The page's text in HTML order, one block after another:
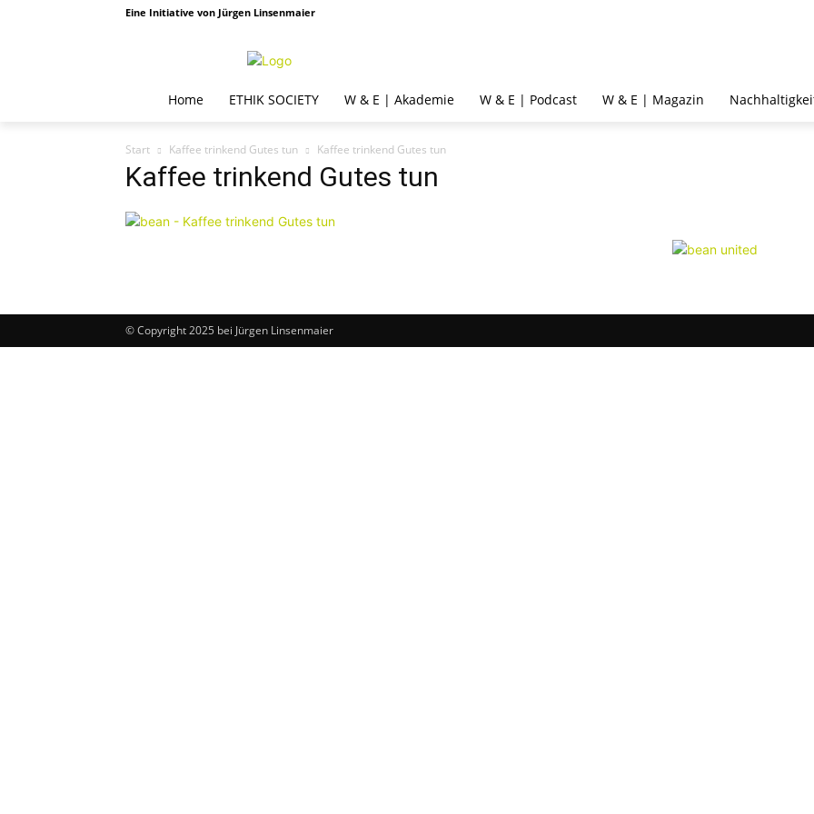
Eine Initiative von Jürgen Linsenmaier
Home ETHIK SOCIETY W & E | Akademie W & E | Podcast W & E | Magazin
Start Kaffee trinkend Gutes tun Kaffee trinkend Gutes tun
Kaffee trinkend Gutes tun
© Copyright 2025 bei Jürgen Linsenmaier